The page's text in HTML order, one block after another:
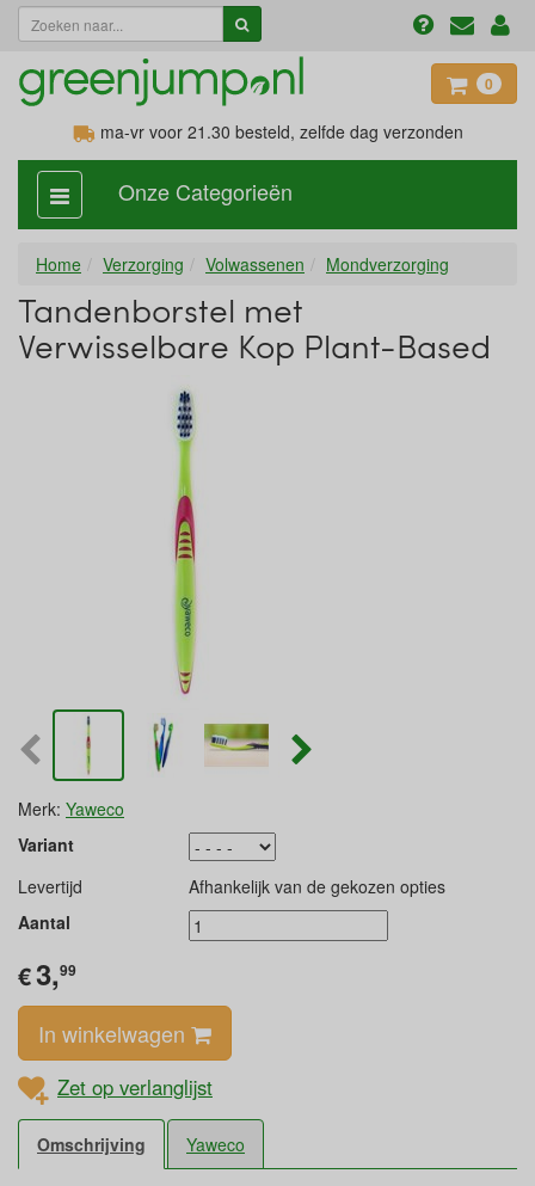
0
ma-vr voor 21.30 besteld, zelfde dag verzonden
categorie
aan,
Onze Categorieën
Home Verzorging Volwassenen Mondverzorging
Tandenborstel met
Verwisselbare Kop Plant-Based
Merk: Yaweco
Variant
Levertijd
Afhankelijk van de gekozen opties
Aantal
€3,99
In winkelwagen
Zet op verlanglijst
Omschrijving Yaweco